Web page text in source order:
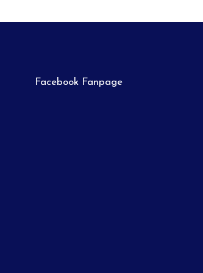
Facebook Fanpage